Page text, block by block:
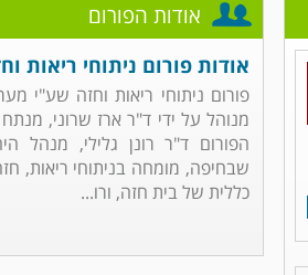
אודות הפורום
אודות פורום ניתוחי ריאות
פורום ניתוחי ריאות וחזה שע"י
מנוהל על ידי ד"ר ארז שרוני,
הפורום ד"ר רונן גלילי, מנהל
שבחיפה, מומחה בניתוחי ריאות,
כללית של בית חזה, ורו...